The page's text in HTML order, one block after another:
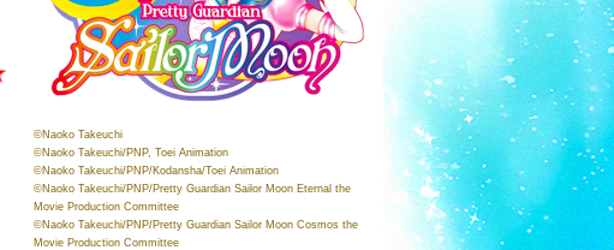
©Naoko Takeuchi
©Naoko Takeuchi/PNP, Toei Animation
©Naoko Takeuchi/PNP/Kodansha/Toei Animation
©Naoko Takeuchi/PNP/Pretty Guardian Sailor Moon Eternal the
Movie Production Committee
©Naoko Takeuchi/PNP/Pretty Guardian Sailor Moon Cosmos the
Movie Production Committee